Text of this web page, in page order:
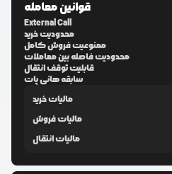
قوانین معامله
External Call
محدودیت خرید
ممنوعیت فروش کامل
محدودیت فاصله بین معاملات
قابلیت توقف انتقال
سابقه هانی پات
مالیات خرید
مالیات فروش
مالیات انتقال